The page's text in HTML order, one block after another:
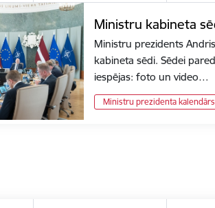
Ministru kabineta
Ministru prezidents
kabineta sēdi. Sēdei
iespējas: foto un video…
Ministru prezidenta kalendārs